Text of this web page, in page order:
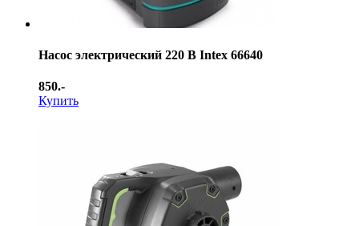
Насос электрический 220 В Intex 66640
850.-
Купить